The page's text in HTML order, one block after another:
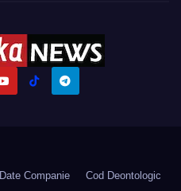
Date Companie Cod Deontologic